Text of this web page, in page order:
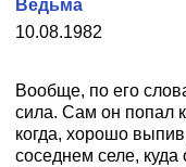
10.08.1982
Ведьма
Вообще, по его
сила. Сам он попал
когда, хорошо
соседнем селе, куда